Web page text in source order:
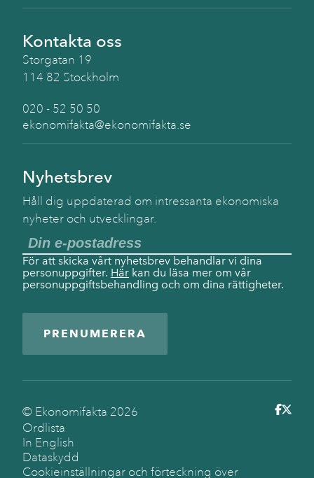
Kontakta oss
Storgatan 19
114 82 Stockholm
020 - 52 50 50
ekonomifakta@ekonomifakta.se
Nyhetsbrev
Håll dig uppdaterad om intressanta ekonomiska
nyheter och utvecklingar.
För att skicka vårt nyhetsbrev behandlar vi dina
personuppgifter. Här kan du läsa mer om vår
personuppgiftsbehandling och om dina rättigheter.
PRENUMERERA
© Ekonomifakta 2026
Ordlista
In English
Dataskydd
Cookieinställningar och förteckning över